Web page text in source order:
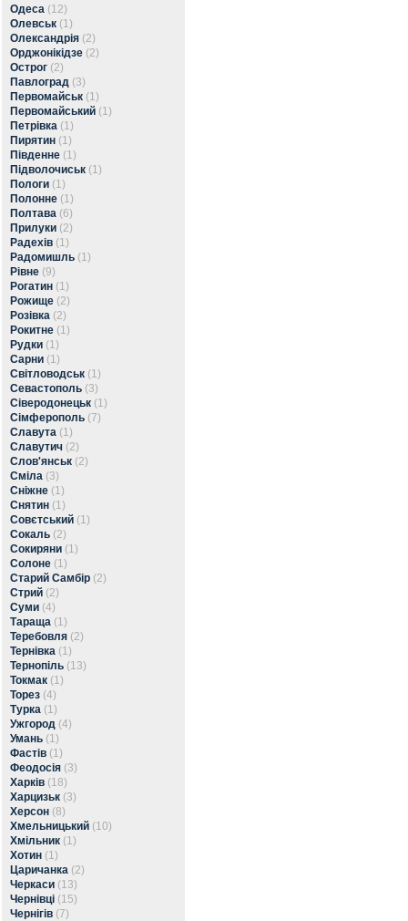
Одеса (12)
Олевськ (1)
Олександрія (2)
Орджонікідзе (2)
Острог (2)
Павлоград (3)
Первомайськ (1)
Первомайський (1)
Петрівка (1)
Пирятин (1)
Південне (1)
Підволочиськ (1)
Пологи (1)
Полонне (1)
Полтава (6)
Прилуки (2)
Радехів (1)
Радомишль (1)
Рівне (9)
Рогатин (1)
Рожище (2)
Розівка (2)
Рокитне (1)
Рудки (1)
Сарни (1)
Світловодськ (1)
Севастополь (3)
Сіверодонецьк (1)
Сімферополь (7)
Славута (1)
Славутич (2)
Слов'янськ (2)
Сміла (3)
Сніжне (1)
Снятин (1)
Совєтський (1)
Сокаль (2)
Сокиряни (1)
Солоне (1)
Старий Самбір (2)
Стрий (2)
Суми (4)
Тараща (1)
Теребовля (2)
Тернівка (1)
Тернопіль (13)
Токмак (1)
Торез (4)
Турка (1)
Ужгород (4)
Умань (1)
Фастів (1)
Феодосія (3)
Харків (18)
Харцизьк (3)
Херсон (8)
Хмельницький (10)
Хмільник (1)
Хотин (1)
Царичанка (2)
Черкаси (13)
Чернівці (15)
Чернігів (7)